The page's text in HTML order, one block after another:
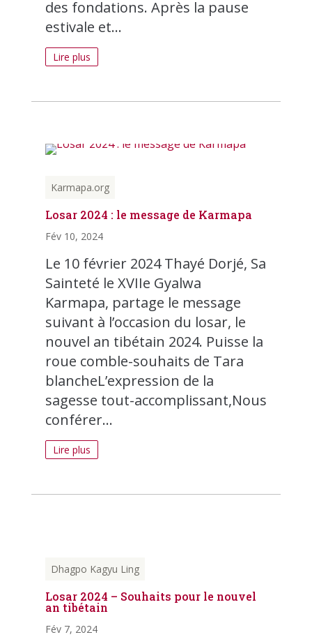
des fondations. Après la pause
estivale et...
Lire plus
Karmapa.org
Losar 2024 : le message de Karmapa
Fév 10, 2024
Le 10 février 2024 Thayé Dorjé, Sa
Sainteté le XVIIe Gyalwa
Karmapa, partage le message
suivant à l’occasion du losar, le
nouvel an tibétain 2024. Puisse la
roue comble-souhaits de Tara
blancheL’expression de la
sagesse tout-accomplissant,Nous
conférer...
Lire plus
Dhagpo Kagyu Ling
Losar 2024 – Souhaits pour le nouvel
an tibétain
Fév 7, 2024